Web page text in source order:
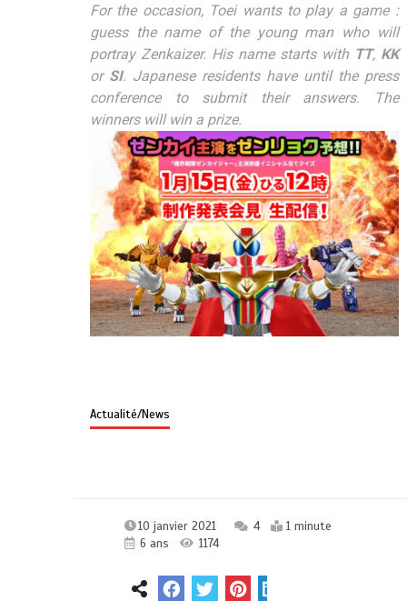
For the occasion, Toei wants to play a game :
guess the name of the young man who will
portray Zenkaizer. His name starts with TT, KK
or SI. Japanese residents have until the press
conference to submit their answers. The
winners will win a prize.
Actualité/News
10 janvier 2021 4
1 minute
6 ans
1174